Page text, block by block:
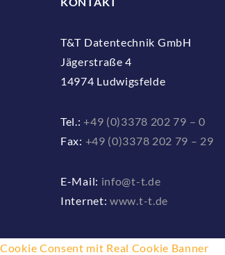
T&T Datentechnik GmbH
Jägerstraße 4
14974 Ludwigsfelde
Tel.:+49 (0)3378 202 79 – 0
Fax: +49 (0)3378 202 79 – 29
E-Mail: info@t-t.de
Internet: www.t-t.de
Cookie Consent mit Real Cookie Banner